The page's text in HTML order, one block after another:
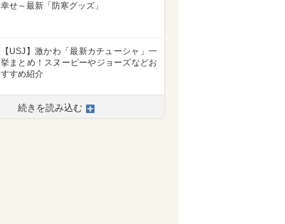
幸せ～最新「防寒グッズ」
【USJ】激かわ「最新カチューシャ」一
挙まとめ！スヌーピーやジョーズなどお
すすめ紹介
続きを読み込む